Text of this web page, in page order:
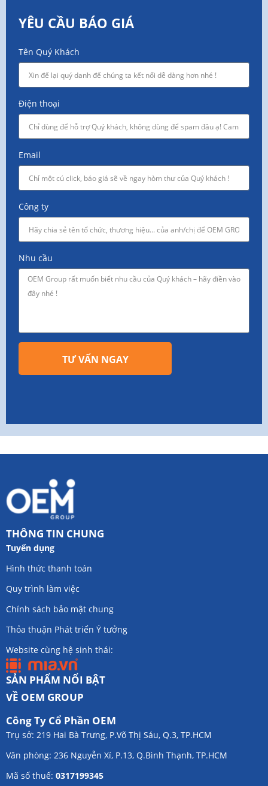
YÊU CẦU BÁO GIÁ
Tên Quý Khách
Điện thoại
Email
Công ty
Nhu cầu
TƯ VẤN NGAY
THÔNG TIN CHUNG
Tuyển dụng
Hình thức thanh toán
Quy trình làm việc
Chính sách bảo mật chung
Thỏa thuận Phát triển Ý tưởng
Website cùng hệ sinh thái:
SẢN PHẨM NỔI BẬT
VỀ OEM GROUP
Công Ty Cổ Phần OEM
Trụ sở: 219 Hai Bà Trưng, P.Võ Thị Sáu, Q.3, TP.HCM
Văn phòng: 236 Nguyễn Xí, P.13, Q.Bình Thạnh, TP.HCM
Mã số thuế: 0317199345